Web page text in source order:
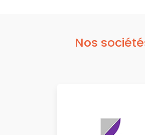
Nos